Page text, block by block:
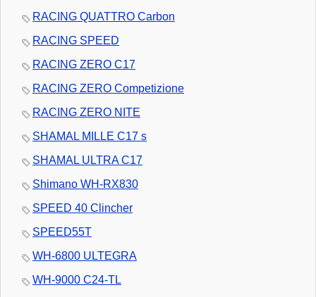
RACING QUATTRO Carbon
RACING SPEED
RACING ZERO C17
RACING ZERO Competizione
RACING ZERO NITE
SHAMAL MILLE C17 s
SHAMAL ULTRA C17
Shimano WH-RX830
SPEED 40 Clincher
SPEED55T
WH-6800 ULTEGRA
WH-9000 C24-TL